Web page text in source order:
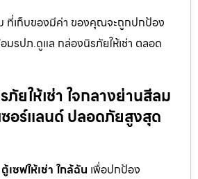
ที่เก็บของมีค่า ของคุณจะถูกปกป้อง
อมรปภ.ดูแล กล่องนิรภัยให้เช่า ตลอด
ภัยให้เช่า ใจกลางย่านสีลม
อร์แลนด์ ปลอดภัยสูงสุด
ตู้เซฟให้เช่า ใกล้ฉัน เพื่อปกป้อง